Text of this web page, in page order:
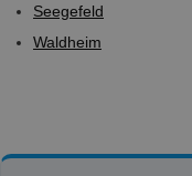
Seegefeld
Waldheim